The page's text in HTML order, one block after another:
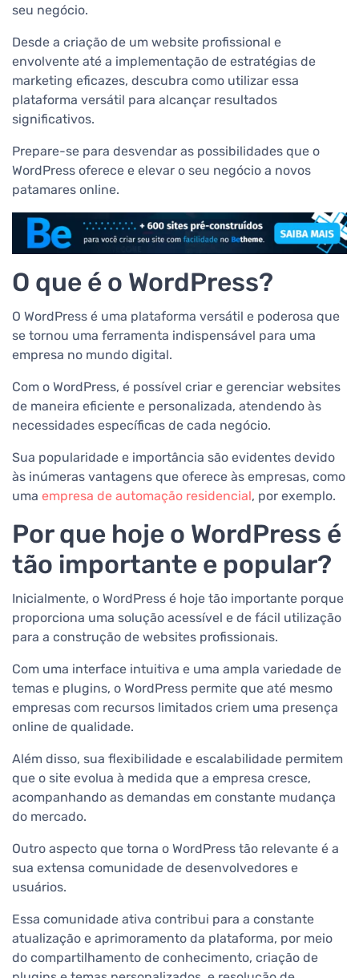
seu negócio.
Desde a criação de um website profissional e
envolvente até a implementação de estratégias de
marketing eficazes, descubra como utilizar essa
plataforma versátil para alcançar resultados
significativos.
Prepare-se para desvendar as possibilidades que o
WordPress oferece e elevar o seu negócio a novos
patamares online.
O que é o WordPress?
O WordPress é uma plataforma versátil e poderosa que
se tornou uma ferramenta indispensável para uma
empresa no mundo digital.
Com o WordPress, é possível criar e gerenciar websites
de maneira eficiente e personalizada, atendendo às
necessidades específicas de cada negócio.
Sua popularidade e importância são evidentes devido
às inúmeras vantagens que oferece às empresas, como
uma empresa de automação residencial, por exemplo.
Por que hoje o WordPress é
tão importante e popular?
Inicialmente, o WordPress é hoje tão importante porque
proporciona uma solução acessível e de fácil utilização
para a construção de websites profissionais.
Com uma interface intuitiva e uma ampla variedade de
temas e plugins, o WordPress permite que até mesmo
empresas com recursos limitados criem uma presença
online de qualidade.
Além disso, sua flexibilidade e escalabilidade permitem
que o site evolua à medida que a empresa cresce,
acompanhando as demandas em constante mudança
do mercado.
Outro aspecto que torna o WordPress tão relevante é a
sua extensa comunidade de desenvolvedores e
usuários.
Essa comunidade ativa contribui para a constante
atualização e aprimoramento da plataforma, por meio
do compartilhamento de conhecimento, criação de